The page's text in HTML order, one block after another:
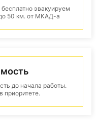
эвакуируем
50 км. от МКАД-а
до начала работы.
приоритете.